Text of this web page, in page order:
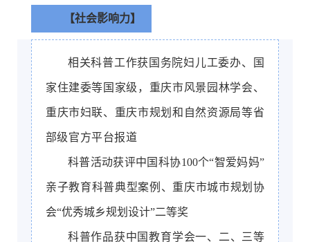
【社会影响力】
相关科普工作获国务院妇儿工委办、国
家住建委等国家级，重庆市风景园林学会、
重庆市妇联、重庆市规划和自然资源局等省
部级官方平台报道
科普活动获评中国科协100个“智爱妈妈”
亲子教育科普典型案例、重庆市城市规划协
会“优秀城乡规划设计”二等奖
科普作品获中国教育学会一、二、三等